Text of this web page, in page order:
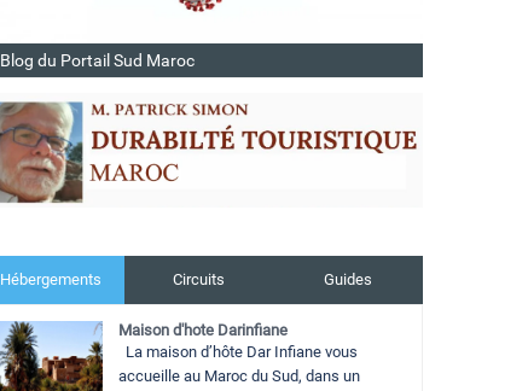
Blog du Portail Sud Maroc
Hébergements Circuits Guides
Maison d'hote Darinfiane
La maison d’hôte Dar Infiane vous
accueille au Maroc du Sud, dans un